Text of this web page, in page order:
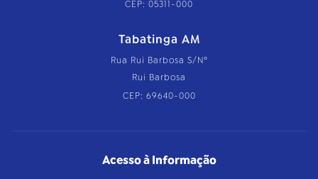
CEP: 05311-000
Tabatinga AM
Rua Rui Barbosa S/Nº
Rui Barbosa
CEP: 69640-000
Acesso à Informação